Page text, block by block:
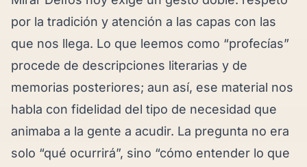
por la tradición y atención a las capas con las
que nos llega. Lo que leemos como “profecías”
procede de descripciones literarias y de
memorias posteriores; aun así, ese material nos
habla con fidelidad del tipo de necesidad que
animaba a la gente a acudir. La pregunta no era
solo “qué ocurrirá”, sino “cómo entender lo que